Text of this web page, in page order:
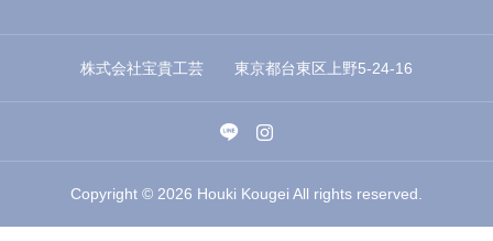
株式会社宝貴工芸 東京都台東区上野5-24-16
Copyright © 2026 Houki Kougei All rights reserved.